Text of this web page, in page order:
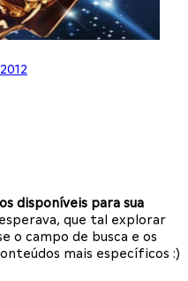
disponíveis para sua
que tal explorar
o campo de busca e os
mais específicos :)